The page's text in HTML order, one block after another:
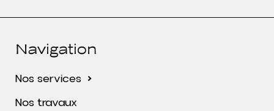
Navigation
Nos services
Nos travaux